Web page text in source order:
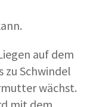
auf dem
zu Schwindel
wächst.